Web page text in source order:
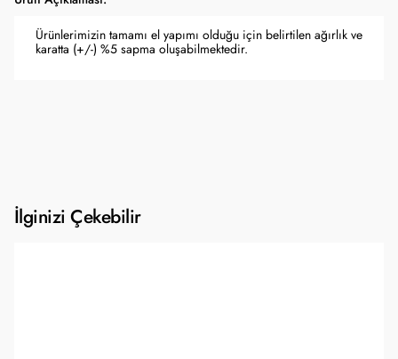
Ürünlerimizin tamamı el yapımı olduğu için belirtilen ağırlık ve
karatta (+/-) %5 sapma oluşabilmektedir.
İlginizi Çekebilir